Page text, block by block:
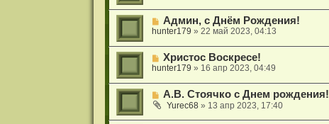
Админ, с Днём Рождения!
hunter179 » 22 май 2023, 04:13
Христос Воскресе!
hunter179 » 16 апр 2023, 04:49
А.В. Стоячко с Днем рождения!
Yurec68» 13 апр 2023, 17:40